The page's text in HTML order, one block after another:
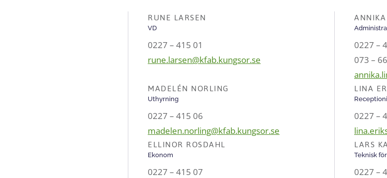
RUNE LARSEN
VD
0227 – 415 01
rune.larsen@kfab.kungsor.se
0227 –
073 –
MADELÉN NORLING
Uthyrning
0227 – 415 06
madelen.norling@kfab.kungsor.se
LINA
0227 –
ELLINOR ROSDAHL
Ekonom
0227 – 415 07
LARS
Teknisk
0227 –